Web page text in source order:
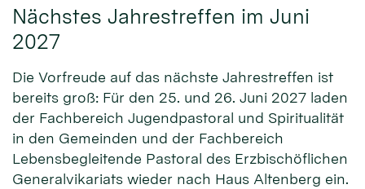
Nächstes Jahrestreffen im Juni
2027
Die Vorfreude auf das nächste Jahrestreffen ist
bereits groß: Für den 25. und 26. Juni 2027 laden
der Fachbereich Jugendpastoral und Spiritualität
in den Gemeinden und der Fachbereich
Lebensbegleitende Pastoral des Erzbischöflichen
Generalvikariats wieder nach Haus Altenberg ein.